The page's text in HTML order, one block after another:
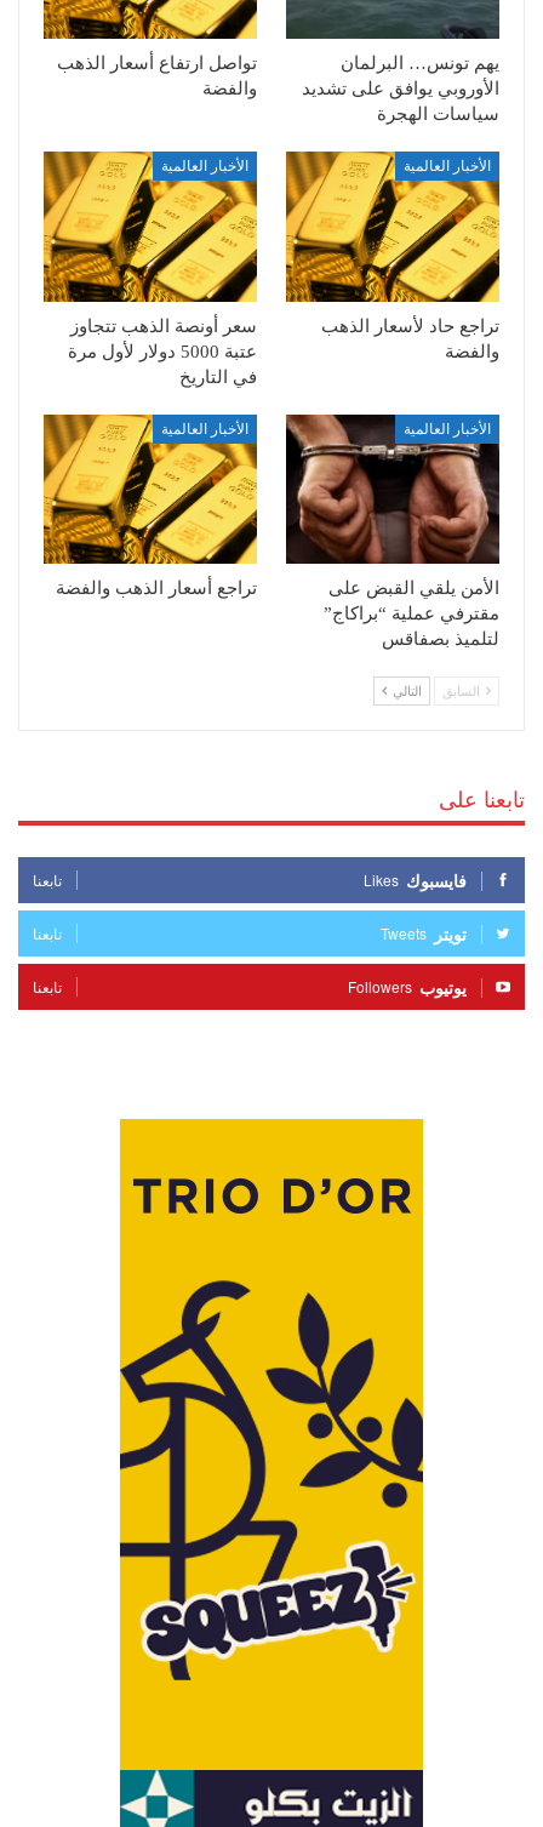
يهم تونس… البرلمان
الأوروبي يوافق على تشديد
سياسات الهجرة
تواصل ارتفاع أسعار الذهب
والفضة
الأخبار العالمية
تراجع حاد لأسعار الذهب
والفضة
الأخبار العالمية
سعر أونصة الذهب تتجاوز
عتبة 5000 دولار لأول مرة
في التاريخ
الأخبار العالمية
الأمن يلقي القبض على
مقترفي عملية “براكاج”
لتلميذ بصفاقس
الأخبار العالمية
تراجع أسعار الذهب والفضة
السابق التالي
تابعنا على
فايسبوك Likes تابعنا
تويتر Tweets تابعنا
يوتيوب Followers تابعنا